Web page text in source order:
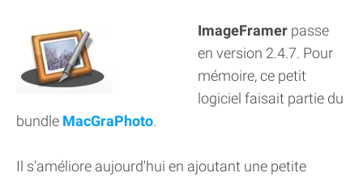
ImageFramer passe
en version 2.4.7. Pour
mémoire, ce petit
logiciel faisait partie du
bundle MacGraPhoto.
Il s'améliore aujourd'hui en ajoutant une petite